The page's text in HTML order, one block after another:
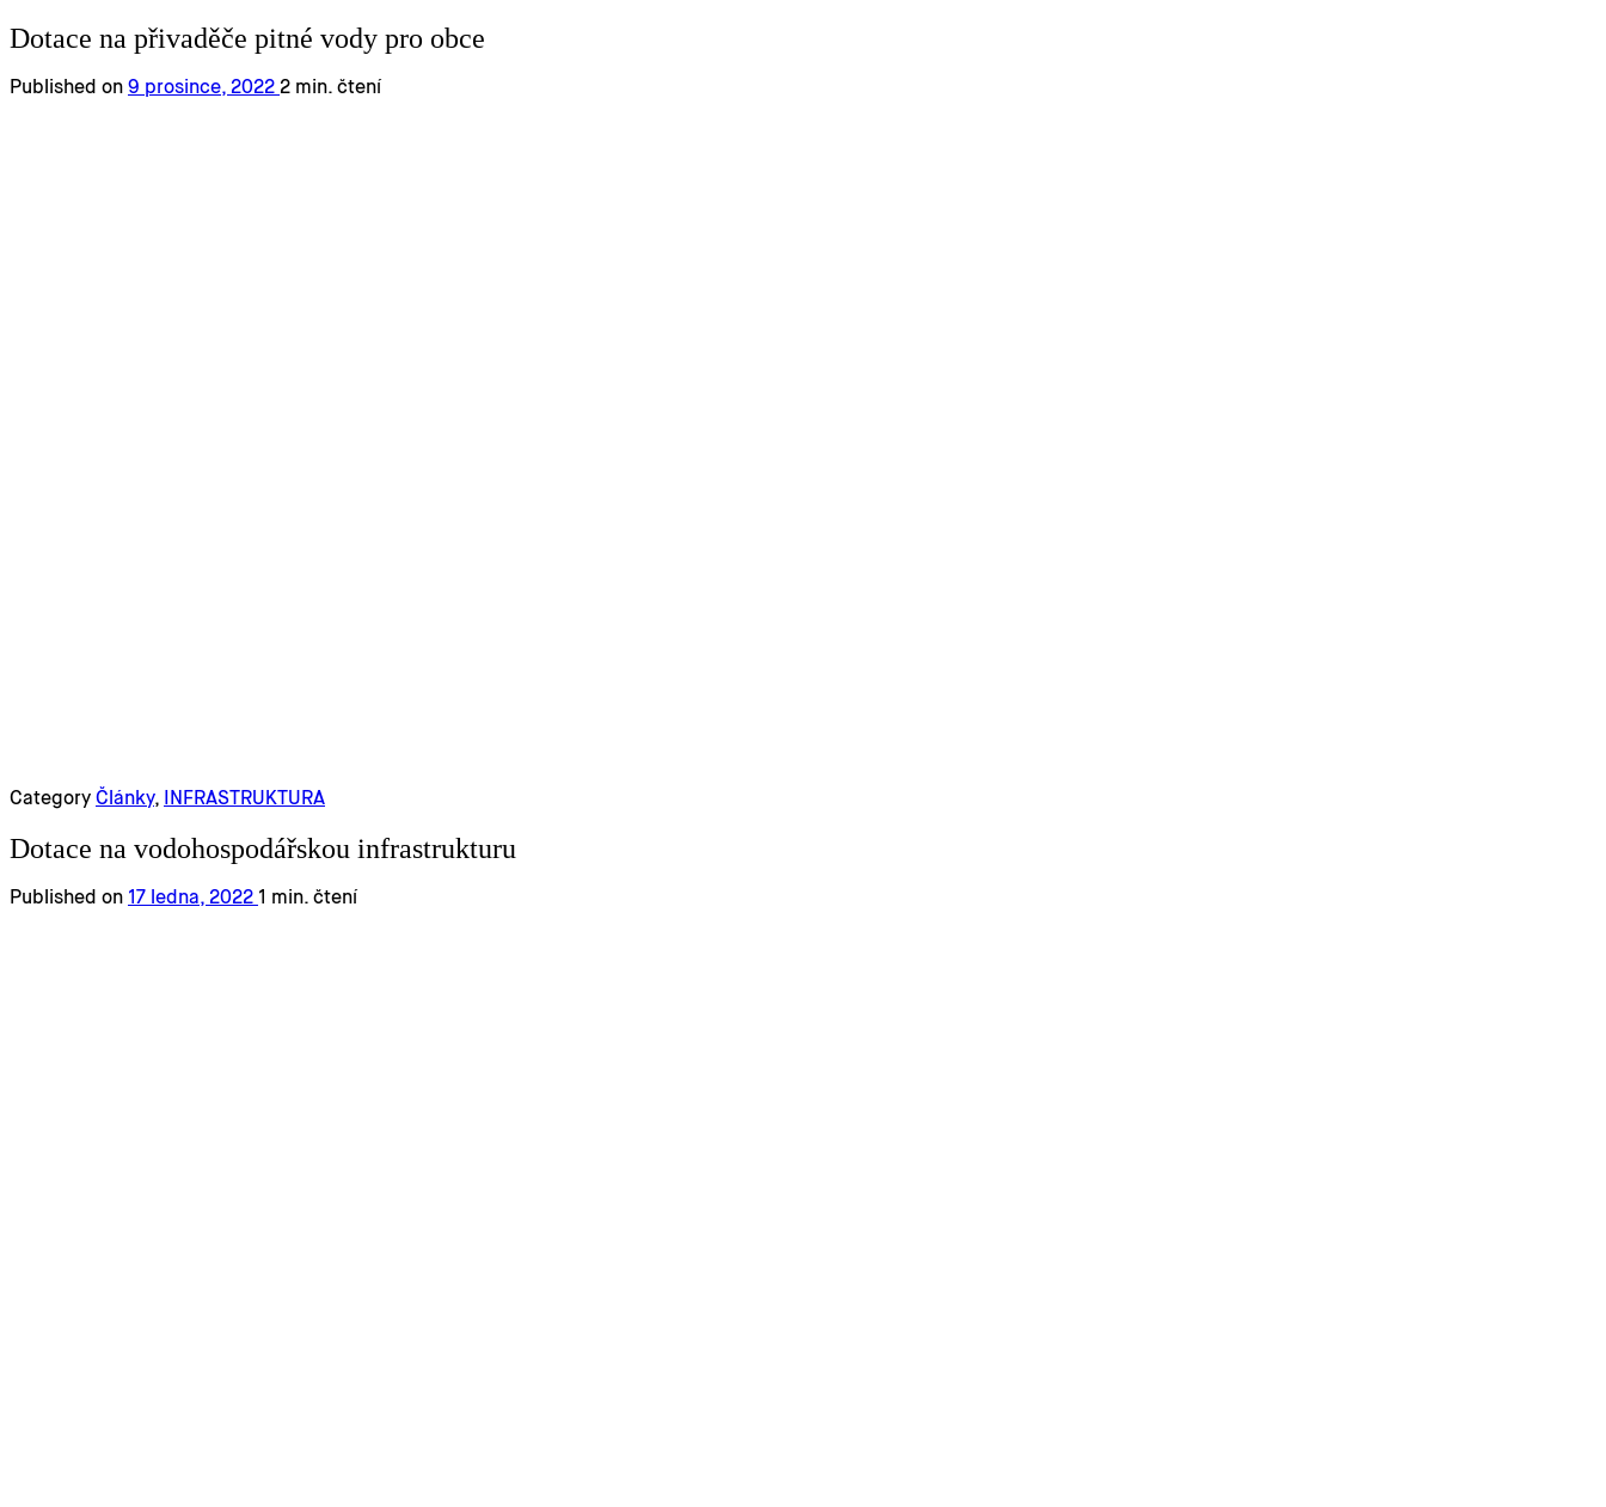
Dotace na přivaděče pitné vody pro obce
Published on 9 prosince, 2022 2 min. čtení
Category Články, INFRASTRUKTURA
Dotace na vodohospodářskou infrastrukturu
Published on 17 ledna, 2022 1 min. čtení